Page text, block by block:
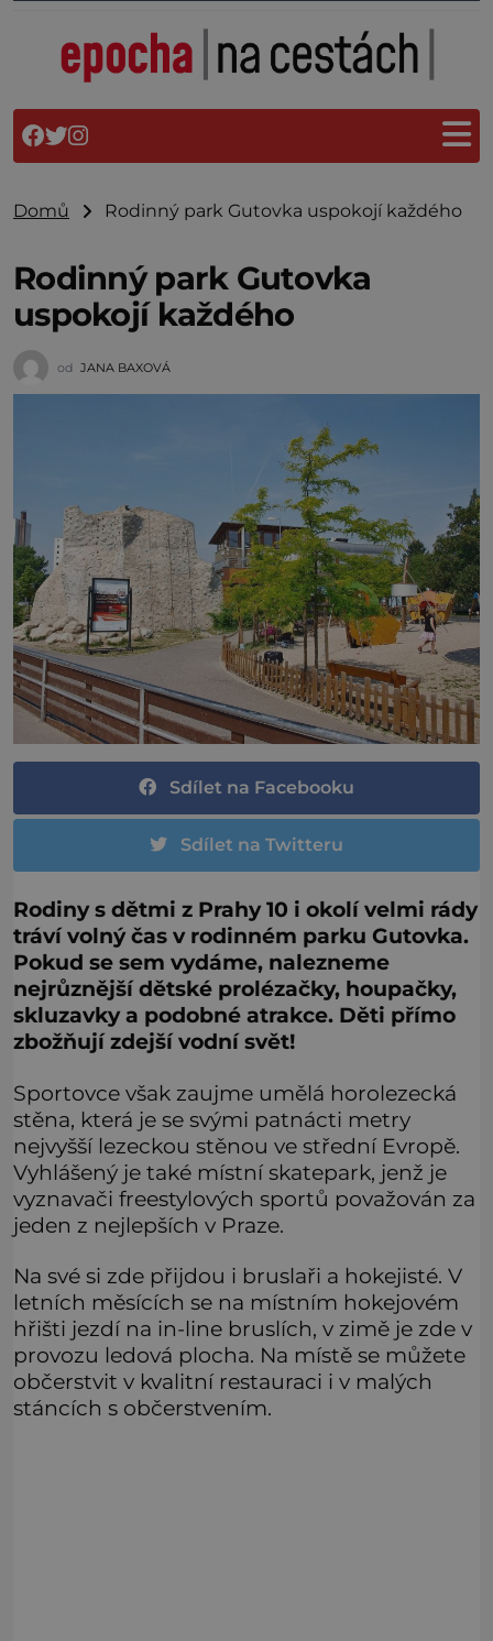
Domů Rodinný park Gutovka uspokojí každého
Rodinný park Gutovka
uspokojí každého
od JANA BAXOVÁ
Sdílet na Facebooku
Sdílet na Twitteru
Rodiny s dětmi z Prahy 10 i okolí velmi rády
tráví volný čas v rodinném parku Gutovka.
Pokud se sem vydáme, nalezneme
nejrůznější dětské prolézačky, houpačky,
skluzavky a podobné atrakce. Děti přímo
zbožňují zdejší vodní svět!
Sportovce však zaujme umělá horolezecká
stěna, která je se svými patnácti metry
nejvyšší lezeckou stěnou ve střední Evropě.
Vyhlášený je také místní skatepark, jenž je
vyznavači freestylových sportů považován za
jeden z nejlepších v Praze.
Na své si zde přijdou i bruslaři a hokejisté. V
letních měsících se na místním hokejovém
hřišti jezdí na in-line bruslích, v zimě je zde v
provozu ledová plocha. Na místě se můžete
občerstvit v kvalitní restauraci i v malých
stáncích s občerstvením.